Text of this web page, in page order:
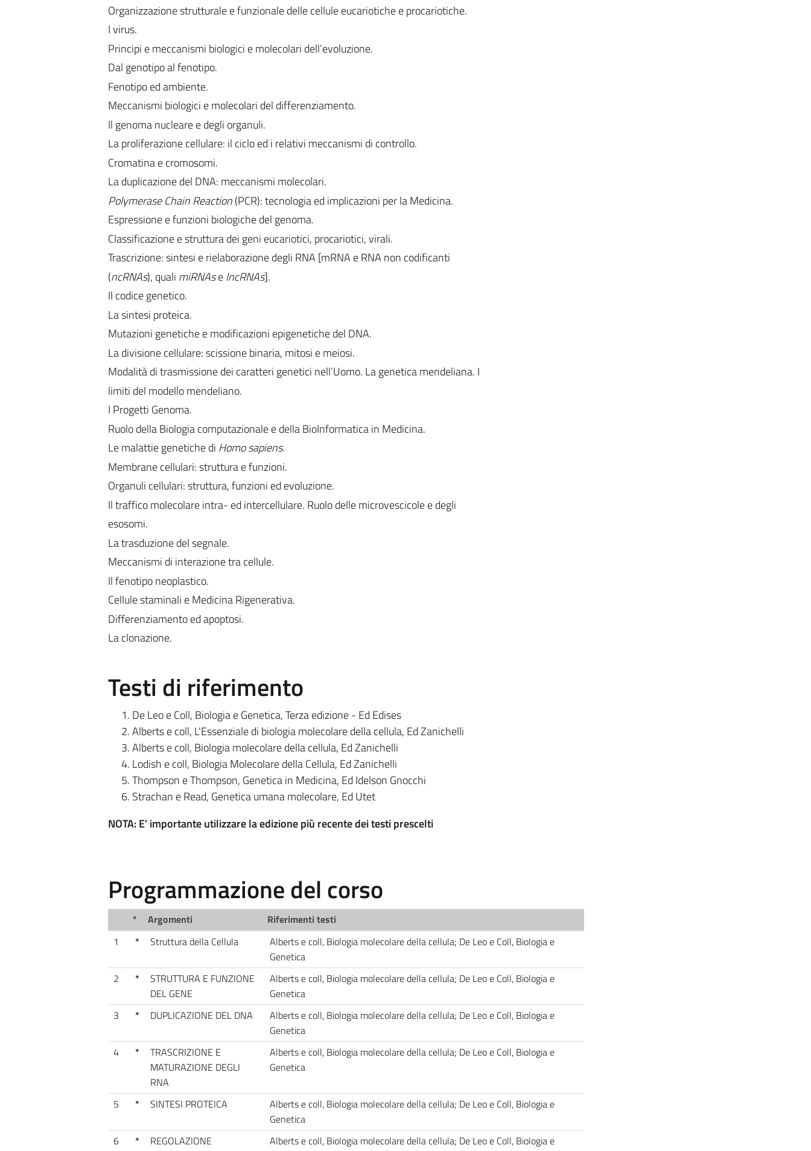
Organizzazione strutturale e funzionale delle cellule eucariotiche e procariotiche.
I virus.
Principi e meccanismi biologici e molecolari dell’evoluzione.
Dal genotipo al fenotipo.
Fenotipo ed ambiente.
Meccanismi biologici e molecolari del differenziamento.
Il genoma nucleare e degli organuli.
La proliferazione cellulare: il ciclo ed i relativi meccanismi di controllo.
Cromatina e cromosomi.
La duplicazione del DNA: meccanismi molecolari.
Polymerase Chain Reaction(PCR): tecnologia ed implicazioni per la Medicina.
Espressione e funzioni biologiche del genoma.
Classificazione e struttura dei geni eucariotici, procariotici, virali.
Trascrizione: sintesi e rielaborazione degli RNA [mRNA e RNA non codificanti
(ncRNAs), quali miRNAselncRNAs].
Il codice genetico.
La sintesi proteica.
Mutazioni genetiche e modificazioni epigenetiche del DNA.
La divisione cellulare: scissione binaria, mitosi e meiosi.
Modalità di trasmissione dei caratteri genetici nell’Uomo. La genetica mendeliana. I
limiti del modello mendeliano.
I Progetti Genoma.
Ruolo della Biologia computazionale e della BioInformatica in Medicina.
Le malattie genetiche di Homo sapiens.
Membrane cellulari: struttura e funzioni.
Organuli cellulari: struttura, funzioni ed evoluzione.
Il traffico molecolare intra- ed intercellulare. Ruolo delle microvescicole e degli
esosomi.
La trasduzione del segnale.
Meccanismi di interazione tra cellule.
Il fenotipo neoplastico.
Cellule staminali e Medicina Rigenerativa.
Differenziamento ed apoptosi.
La clonazione.
Testi di riferimento
De Leo e Coll, Biologia e Genetica, Terza edizione - Ed Edises
Alberts e coll, L'Essenziale di biologia molecolare della cellula, Ed Zanichelli
Alberts e coll, Biologia molecolare della cellula, Ed Zanichelli
Lodish e coll, Biologia Molecolare della Cellula, Ed Zanichelli
Thompson e Thompson, Genetica in Medicina, Ed Idelson Gnocchi
Strachan e Read, Genetica umana molecolare, Ed Utet
NOTA: E’ importante utilizzare la edizione più recente dei testi prescelti
Programmazione del corso
* Argomenti
Riferimenti testi
1
* Struttura della Cellula
Alberts e coll, Biologia molecolare della cellula; De Leo e Coll, Biologia e
Genetica
2
*
STRUTTURA E FUNZIONE
DEL GENE
Alberts e coll, Biologia molecolare della cellula; De Leo e Coll, Biologia e
Genetica
3
* DUPLICAZIONE DEL DNA
Alberts e coll, Biologia molecolare della cellula; De Leo e Coll, Biologia e
Genetica
4
*
TRASCRIZIONE E
MATURAZIONE DEGLI
RNA
Alberts e coll, Biologia molecolare della cellula; De Leo e Coll, Biologia e
Genetica
5 * SINTESI PROTEICA
Alberts e coll, Biologia molecolare della cellula; De Leo e Coll, Biologia e
Genetica
6
*
REGOLAZIONE
Alberts e coll, Biologia molecolare della cellula; De Leo e Coll, Biologia e